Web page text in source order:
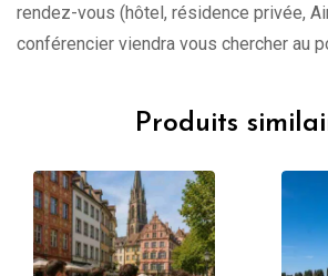
rendez-vous (hôtel, résidence privée,
conférencier viendra vous chercher au
Produits